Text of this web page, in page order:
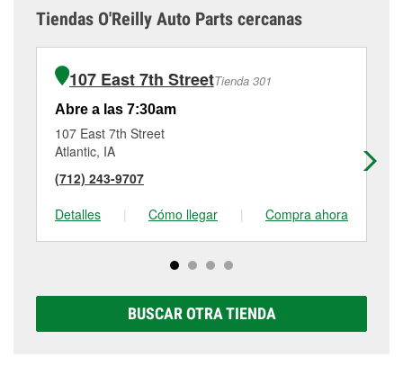
Tiendas O'Reilly Auto Parts cercanas
107 East 7th StreetTienda 301
Abre a las 7:30am
107 East 7th Street
Atlantic, IA
(712) 243-9707
Detalles
| Cómo llegar | Compra ahora
BUSCAR OTRA TIENDA